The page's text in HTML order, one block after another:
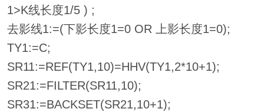
1>K线长度1/5 ) ;
去影线1:=(下影长度1=0 OR 上影长度1=0);
TY1:=C;
SR11:=REF(TY1,10)=HHV(TY1,2*10+1);
SR21:=FILTER(SR11,10);
SR31:=BACKSET(SR21,10+1);